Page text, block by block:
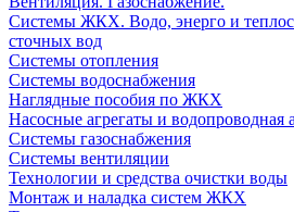
Системы ЖКХ. Водо, энерго и
сточных вод
Системы отопления
Системы водоснабжения
Наглядные пособия по ЖКХ
Насосные агрегаты и водопроводная
Системы газоснабжения
Системы вентиляции
Технологии и средства очистки воды
Монтаж и наладка систем ЖКХ